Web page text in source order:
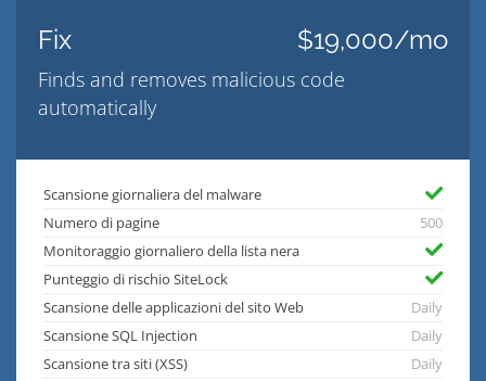
Fix $19,000/mo
Finds and removes malicious code
automatically
Scansione giornaliera del malware
Numero di pagine
500
Monitoraggio giornaliero della lista nera
Punteggio di rischio SiteLock
Scansione delle applicazioni del sito Web
Daily
Scansione SQL Injection
Daily
Scansione tra siti (XSS)
Daily